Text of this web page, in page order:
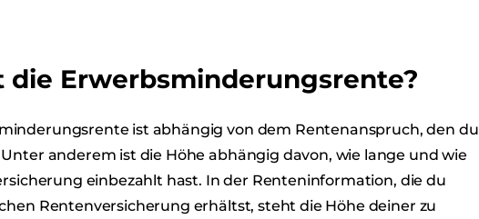
die Erwerbsminderungsrente?
ist abhängig von dem Rentenanspruch, den du
anderem ist die Höhe abhängig davon, wie lange und wie
einbezahlt hast. In der Renteninformation, die du
Rentenversicherung erhältst, steht die Höhe deiner zu